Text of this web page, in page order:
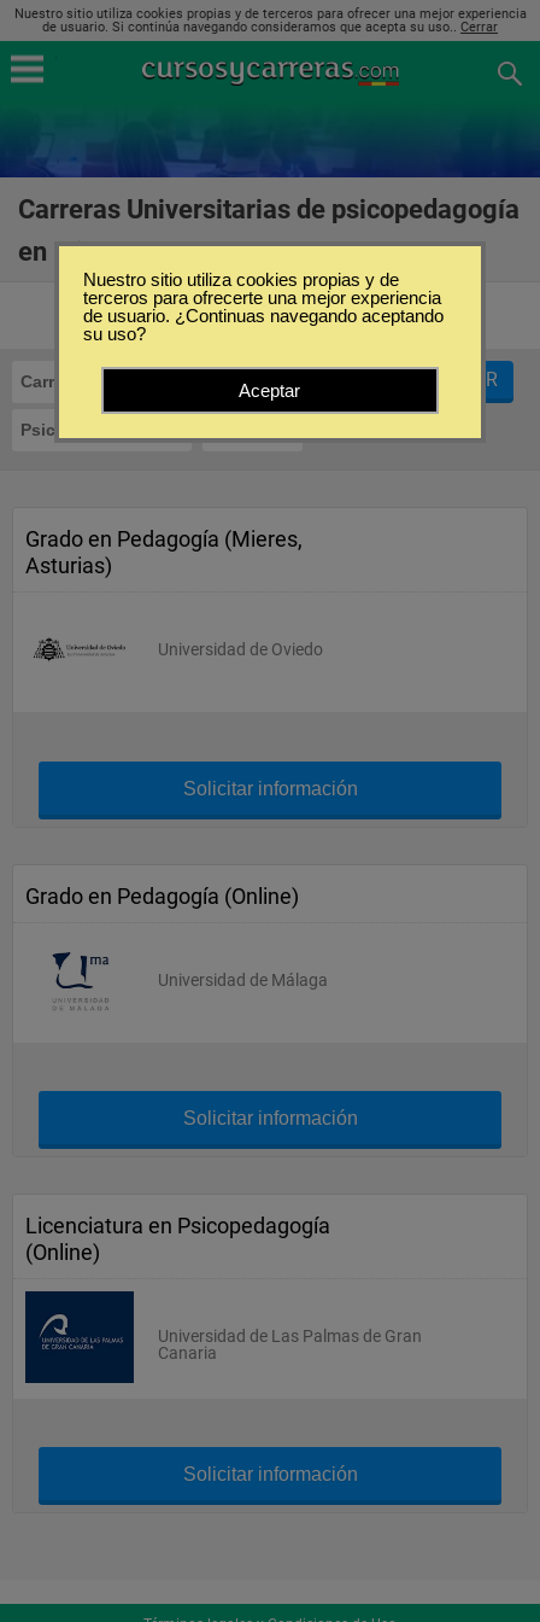
Nuestro sitio utiliza cookies propias y de terceros para ofrecer una mejor experiencia
de usuario. Si continúa navegando consideramos que acepta su uso.. Cerrar
Carreras Universitarias de psicopedagogía
en Mieres
Carreras Universitarias
Psicopedagogía
FILTRAR
Grado en Pedagogía (Mieres,
Asturias)
Universidad de Oviedo
Solicitar información
Grado en Pedagogía (Online)
Universidad de Málaga
Solicitar información
Licenciatura en Psicopedagogía
(Online)
Universidad de Las Palmas de Gran
Canaria
Solicitar información
Nuestro sitio utiliza cookies propias y de
terceros para ofrecerte una mejor experiencia
de usuario. ¿Continuas navegando aceptando
su uso?
Aceptar